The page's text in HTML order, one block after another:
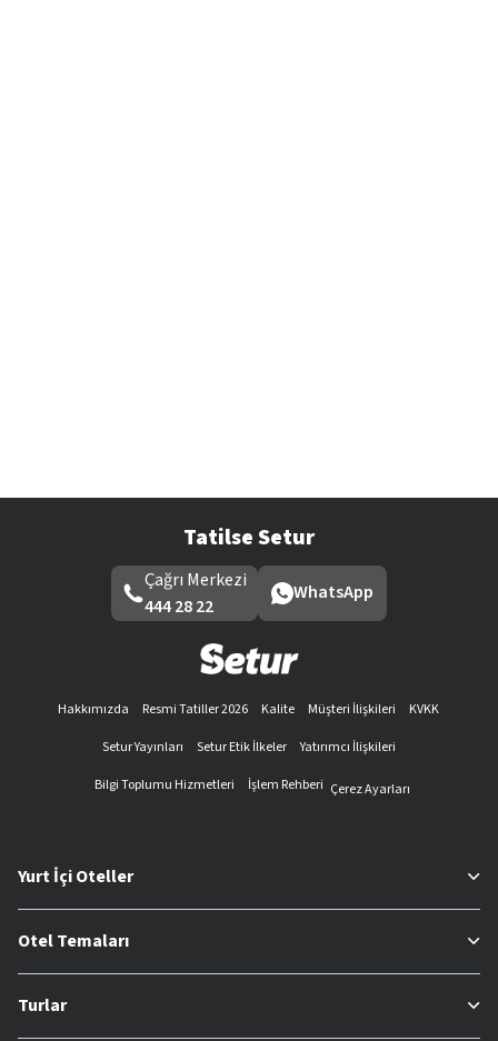
Tatilse Setur
Çağrı Merkezi
444 28 22
WhatsApp
Hakkımızda Resmi Tatiller 2026 Kalite Müşteri İlişkileri
KVKK
Setur Yayınları
Setur Etik İlkeler
Yatırımcı İlişkileri
Bilgi Toplumu Hizmetleri
İşlem Rehberi Çerez Ayarları
Yurt İçi Oteller
Otel Temaları
Turlar